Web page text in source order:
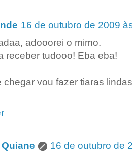
16 de outubro de 2009
adooorei o mimo.
receber tudooo! Eba eba!
chegar vou fazer tiaras
16 de outubro de